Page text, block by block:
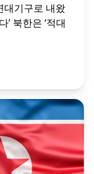
대기구로 내왔
북한은 ‘적대